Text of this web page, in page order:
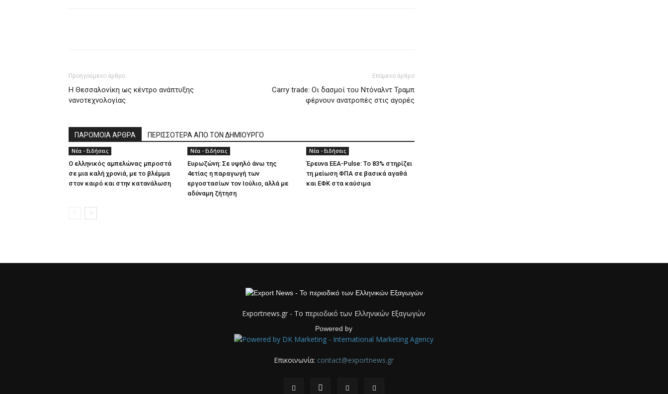
Προηγούμενο άρθρο
Η Θεσσαλονίκη ως κέντρο ανάπτυξης
νανοτεχνολογίας
Επόμενο άρθρο
Carry trade: Οι δασμοί του Ντόναλντ Τραμπ
φέρνουν ανατροπές στις αγορές
ΠΑΡΟΜΟΙΑ ΑΡΘΡΑ ΠΕΡΙΣΣΟΤΕΡΑ ΑΠΟ ΤΟΝ ΔΗΜΙΟΥΡΓΟ
Νέα - Ειδήσεις
Ο ελληνικός αμπελώνας μπροστά
σε μια καλή χρονιά, με το βλέμμα
στον καιρό και στην κατανάλωση
Νέα - Ειδήσεις
Ευρωζώνη: Σε υψηλό άνω της
4ετίας η παραγωγή των
εργοστασίων τον Ιούλιο, αλλά με
αδύναμη ζήτηση
Νέα - Ειδήσεις
Έρευνα ΕΕΑ-Pulse: Το 83% στηρίζει
τη μείωση ΦΠΑ σε βασικά αγαθά
και ΕΦΚ στα καύσιμα
Exportnews.gr - Το περιοδικό των Ελληνικών Εξαγωγών
Powered by
Επικοινωνία: contact@exportnews.gr